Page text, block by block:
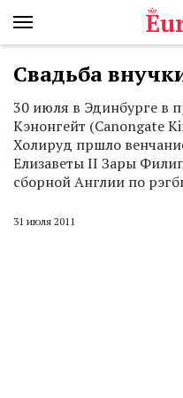
Свадьба
30 июля в Эдинбурге в
Кэнонгейт (Canongate
Холируд пршло
Елизаветы II Зары
сборной Англии по
31 июля 2011